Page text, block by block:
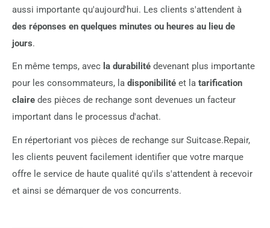
aussi importante qu'aujourd'hui. Les clients s'attendent à
des réponses en quelques minutes ou heures au lieu de
jours.
En même temps, avec la durabilité devenant plus importante
pour les consommateurs, la disponibilité et la tarification
claire des pièces de rechange sont devenues un facteur
important dans le processus d'achat.
En répertoriant vos pièces de rechange sur Suitcase.Repair,
les clients peuvent facilement identifier que votre marque
offre le service de haute qualité qu'ils s'attendent à recevoir
et ainsi se démarquer de vos concurrents.